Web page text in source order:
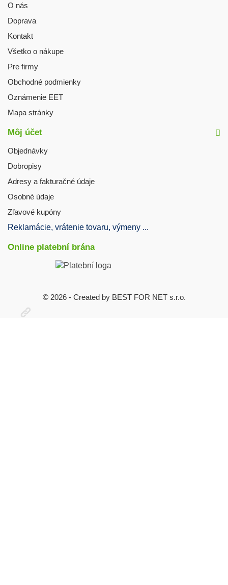
O nás
Doprava
Kontakt
Všetko o nákupe
Pre firmy
Obchodné podmienky
Oznámenie EET
Mapa stránky
Môj účet
Objednávky
Dobropisy
Adresy a fakturačné údaje
Osobné údaje
Zľavové kupóny
Reklamácie, vrátenie tovaru, výmeny ...
Otevřit
Online platební brána
© 2026 - Created by BEST FOR NET s.r.o.